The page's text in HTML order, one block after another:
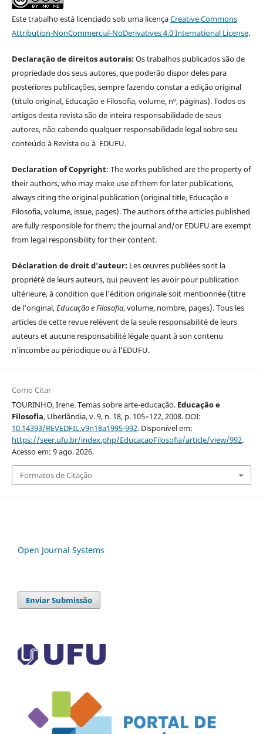
Este trabalho está licenciado sob uma licençaCreative Commons
Attribution-NonCommercial-NoDerivatives 4.0 International License.
Declaração de direitos autorais:Os trabalhos publicados são de
propriedade dos seus autores, que poderão dispor deles para
posteriores publicações, sempre fazendo constar a edição original
(título original, Educação e Filosofia, volume, nº, páginas). Todos os
artigos desta revista são de inteira responsabilidade de seus
autores, não cabendo qualquer responsabilidade legal sobre seu
conteúdo à Revista ou à EDUFU.
Declaration of Copyright: The works published are the property of
their authors, who may make use of them for later publications,
always citing the original publication (original title, Educação e
Filosofia, volume, issue, pages). The authors of the articles published
are fully responsible for them; the journal and/or EDUFU are exempt
from legal responsibility for their content.
Déclaration de droit d’auteur: Les œuvres publiées sont la
propriété de leurs auteurs, qui peuvent les avoir pour publication
ultérieure, à condition que l'édition originale soit mentionnée (titre
de l'original,Educação e Filosofia, volume, nombre, pages). Tous les
articles de cette revue relèvent de la seule responsabilité de leurs
auteurs et aucune responsabilité légale quant à son contenu
n'incombe au périodique ou à l’EDUFU.
Como Citar
TOURINHO, Irene. Temas sobre arte-educação. Educação e
Filosofia, Uberlândia, v. 9, n. 18, p. 105–122, 2008. DOI:
10.14393/REVEDFIL.v9n18a1995-992. Disponível em:
https://seer.ufu.br/index.php/EducacaoFilosofia/article/view/992.
Acesso em: 9 ago. 2026.
Formatos de Citação
Open Journal Systems
Enviar Submissão